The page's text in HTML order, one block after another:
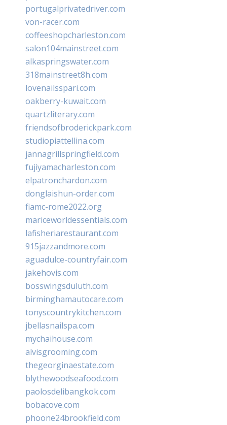
portugalprivatedriver.com
von-racer.com
coffeeshopcharleston.com
salon104mainstreet.com
alkaspringswater.com
318mainstreet8h.com
lovenailsspari.com
oakberry-kuwait.com
quartzliterary.com
friendsofbroderickpark.com
studiopiattellina.com
jannagrillspringfield.com
fujiyamacharleston.com
elpatronchardon.com
donglaishun-order.com
fiamc-rome2022.org
mariceworldessentials.com
lafisheriarestaurant.com
915jazzandmore.com
aguadulce-countryfair.com
jakehovis.com
bosswingsduluth.com
birminghamautocare.com
tonyscountrykitchen.com
jbellasnailspa.com
mychaihouse.com
alvisgrooming.com
thegeorginaestate.com
blythewoodseafood.com
paolosdelibangkok.com
bobacove.com
phoone24brookfield.com